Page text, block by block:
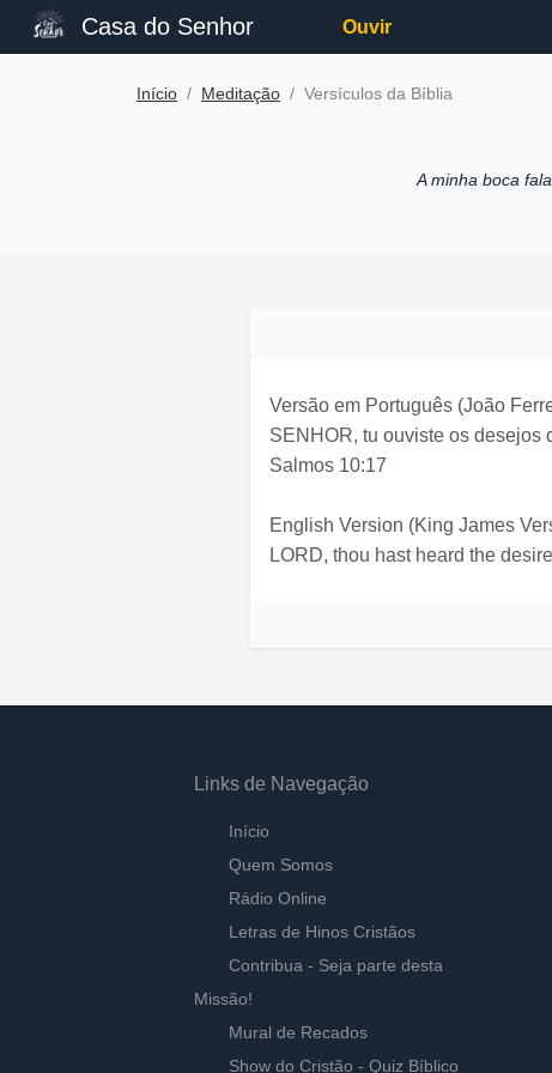
Casa do Senhor Ouvir
Início Meditação Versículos da Bíblia
A minha boca
Versão em Português (João
SENHOR, tu ouviste os desejos
Salmos 10:17
English Version (King James
LORD, thou hast heard the
Links de Navegação
Início
Quem Somos
Rádio Online
Letras de Hinos Cristãos
Contribua - Seja parte desta
Missão!
Mural de Recados
Show do Cristão - Quiz Bíblico